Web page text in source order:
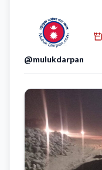
@mulukdarpan